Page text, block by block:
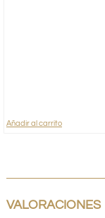
Añadir al carrito
VALORACIONES